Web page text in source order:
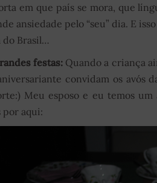
em que país se mora, que
ansiedade pelo “seu” dia. E
do Brasil…
festas:Quando a criança
convidam os avós
Meu esposo e eu temos
por aqui: